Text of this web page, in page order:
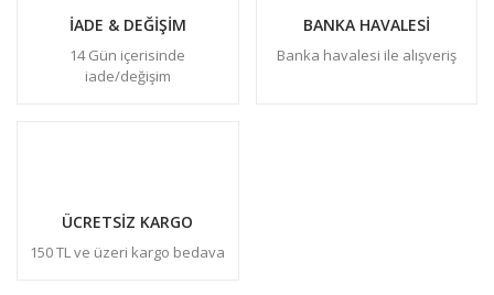
İADE & DEĞİŞİM
14 Gün içerisinde
iade/değişim
BANKA HAVALESİ
Banka havalesi ile alışveriş
ÜCRETSİZ KARGO
150 TL ve üzeri kargo bedava